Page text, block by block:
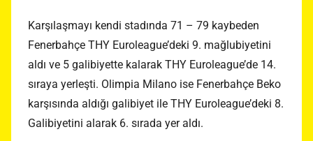
Karşılaşmayı kendi stadında 71 – 79 kaybeden
Fenerbahçe THY Euroleague’deki 9. mağlubiyetini
aldı ve 5 galibiyette kalarak THY Euroleague’de 14.
sıraya yerleşti. Olimpia Milano ise Fenerbahçe Beko
karşısında aldığı galibiyet ile THY Euroleague’deki 8.
Galibiyetini alarak 6. sırada yer aldı.